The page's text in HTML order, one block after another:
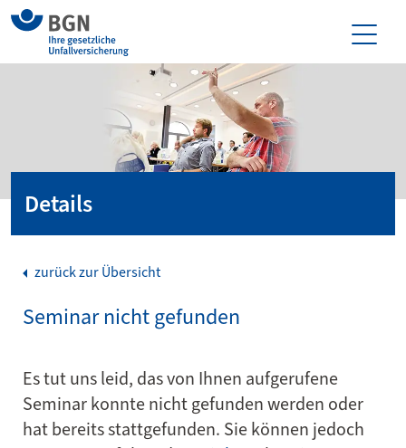
Details
zurück zur Übersicht
Seminar nicht gefunden
Es tut uns leid, das von Ihnen aufgerufene
Seminar konnte nicht gefunden werden oder
hat bereits stattgefunden. Sie können jedoch